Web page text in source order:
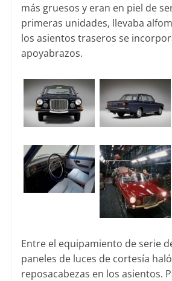
más gruesos y eran en piel de
primeras unidades, llevaba
los asientos traseros se
apoyabrazos.
Entre el equipamiento de serie
paneles de luces de cortesía
reposacabezas en los asientos.